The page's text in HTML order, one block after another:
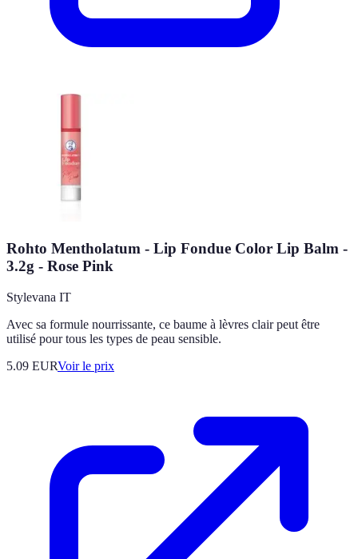
Rohto Mentholatum - Lip Fondue Color Lip Balm -
3.2g - Rose Pink
Stylevana IT
Avec sa formule nourrissante, ce baume à lèvres clair peut être
utilisé pour tous les types de peau sensible.
5.09 EURVoir le prix